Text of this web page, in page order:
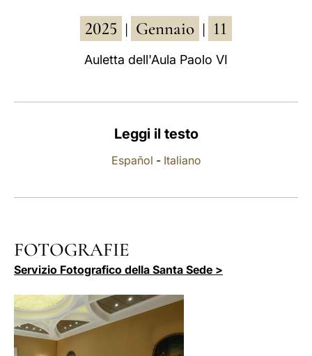
中文
2025 Gennaio 11
Auletta dell'Aula Paolo VI
Leggi il testo
Español - Italiano
FOTOGRAFIE
Servizio Fotografico della Santa Sede >